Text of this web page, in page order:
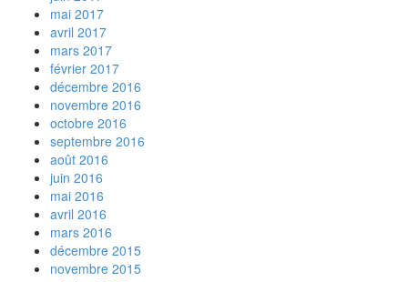
mai 2017
avril 2017
mars 2017
février 2017
décembre 2016
novembre 2016
octobre 2016
septembre 2016
août 2016
juin 2016
mai 2016
avril 2016
mars 2016
décembre 2015
novembre 2015